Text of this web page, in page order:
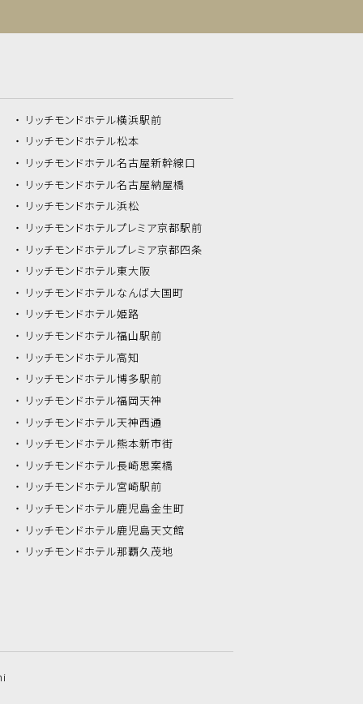
リッチモンドホテル横浜駅前
リッチモンドホテル松本
リッチモンドホテル名古屋新幹線口
リッチモンドホテル名古屋納屋橋
リッチモンドホテル浜松
リッチモンドホテルプレミア京都駅前
リッチモンドホテルプレミア京都四条
リッチモンドホテル東大阪
リッチモンドホテルなんば大国町
リッチモンドホテル姫路
リッチモンドホテル福山駅前
リッチモンドホテル高知
リッチモンドホテル博多駅前
リッチモンドホテル福岡天神
リッチモンドホテル天神西通
リッチモンドホテル熊本新市街
リッチモンドホテル長崎思案橋
リッチモンドホテル宮崎駅前
リッチモンドホテル鹿児島金生町
リッチモンドホテル鹿児島天文館
リッチモンドホテル那覇久茂地